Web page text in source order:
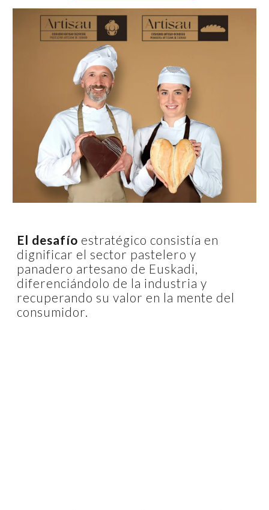
El desafío estratégico consistía en
dignificar el sector pastelero y
panadero artesano de Euskadi,
diferenciándolo de la industria y
recuperando su valor en la mente del
consumidor.